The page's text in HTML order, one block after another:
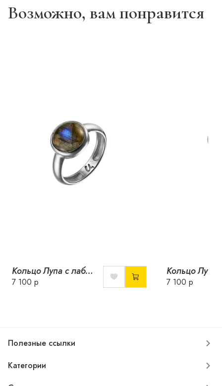
Возможно, вам понравится
Кольцо Лупа с лабрадором
7 100 р 7 100 р
Полезные ссылки
Категории